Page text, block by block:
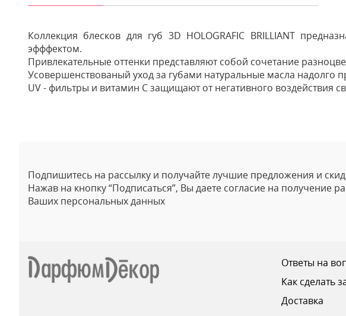
Коллекция блесков для губ 3D HOLOGRAFIC BRILLIANT
эфффектом.
Привлекательные оттенки представляют собой сочетание
Усовершенствованый уход за губами натуральные масла надолго
UV - фильтры и витамин C защищают от негативного воздействия
Подпишитесь на рассылку и получайте лучшие предложения и
Нажав на кнопку “Подписаться”, Вы даете согласие на получение
Ваших персональных данных
Ответы на
Как сделать
Доставка